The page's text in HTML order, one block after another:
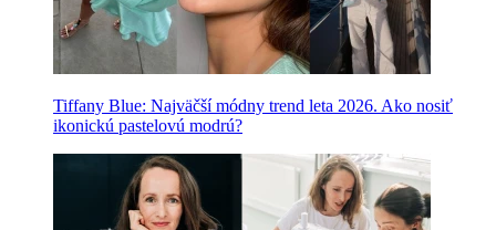
Tiffany Blue: Najväčší módny trend leta 2026. Ako nosiť
ikonickú pastelovú modrú?